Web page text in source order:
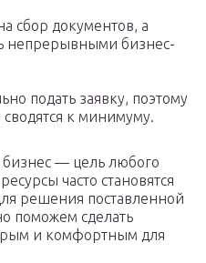
сбор документов, а
непрерывными бизнес-
подать заявку, поэтому
к минимуму.
— цель любого
часто становятся
решения поставленной
поможем сделать
и комфортным для